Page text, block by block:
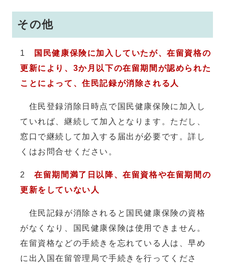
その他
1
国民健康保険に加入していたが、在留資格の
更新により、3か月以下の在留期間が認められた
ことによって、住民記録が消除される人
住民登録消除日時点で国民健康保険に加入し
ていれば、継続して加入となります。ただし、
窓口で継続して加入する届出が必要です。詳し
くはお問合せください。
2在留期間満了日以降、在留資格や在留期間の
更新をしていない人
住民記録が消除されると国民健康保険の資格
がなくなり、国民健康保険は使用できません。
在留資格などの手続きを忘れている人は、早め
に出入国在留管理局で手続きを行ってくださ